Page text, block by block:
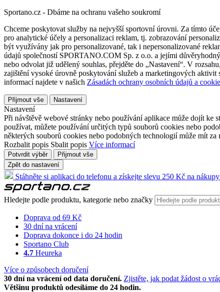
Sportano.cz - Dbáme na ochranu vašeho soukromí
Chceme poskytovat služby na nejvyšší sportovní úrovni. Za tímto
pro analytické účely a personalizaci reklam, tj. zobrazování
být využívány jak pro personalizované, tak i nepersonalizované
údajů společností SPORTANO.COM Sp. z o.o. a jejími
nebo odvolat již udělený souhlas, přejděte do „Nastavení“. V
zajištění vysoké úrovně poskytování služeb a marketingových
informací najdete v našich Zásadách ochrany osobních údajů a
Přijmout vše Nastavení
Nastavení
Při návštěvě webové stránky nebo používání aplikace může dojít ke
používat, můžete používání určitých typů souborů cookies nebo
některých souborů cookies nebo podobných technologií může mít
Rozbalit popis Sbalit popis Více informací
Potvrdit výběr
Přijmout vše
Zpět do nastavení
Stáhněte si aplikaci do telefonu a získejte slevu 250 Kč na
Hledejte podle produktu, kategorie nebo značky
Doprava od 69 Kč
30 dní na vrácení
Doprava dokonce i do 24 hodin
Sportano Club
4.7 Heureka
Více o způsobech doručení
30 dní na vrácení od data doručení. Zjistěte, jak podat žádost o
Většinu produktů odesíláme do 24 hodin.